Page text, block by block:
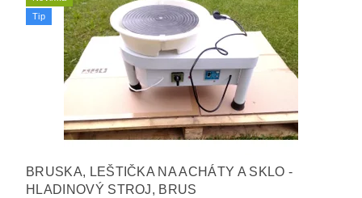
Tip
BRUSKA, LEŠTIČKA NA ACHÁTY A SKLO -
HLADINOVÝ STROJ, BRUS